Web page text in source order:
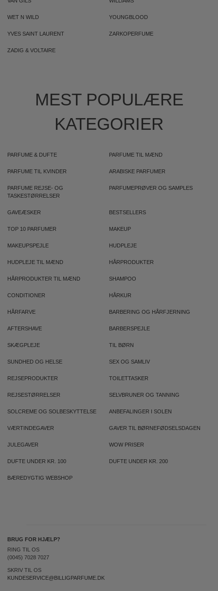
WET N WILD YOUNGBLOOD
YVES SAINT LAURENT ZARKOPERFUME
ZADIG & VOLTAIRE
MEST POPULÆRE
KATEGORIER
PARFUME & DUFTE PARFUME TIL MÆND
PARFUME TIL KVINDER ARABISKE PARFUMER
PARFUME REJSE- OG
TASKESTØRRELSER
PARFUMEPRØVER OG SAMPLES
GAVEÆSKER BESTSELLERS
TOP 10 PARFUMER MAKEUP
MAKEUPSPEJLE HUDPLEJE
HUDPLEJE TIL MÆND HÅRPRODUKTER
HÅRPRODUKTER TIL MÆND SHAMPOO
CONDITIONER HÅRKUR
HÅRFARVE BARBERING OG HÅRFJERNING
AFTERSHAVE BARBERSPEJLE
SKÆGPLEJE TIL BØRN
SUNDHED OG HELSE SEX OG SAMLIV
REJSEPRODUKTER TOILETTASKER
REJSESTØRRELSER SELVBRUNER OG TANNING
SOLCREME OG SOLBESKYTTELSE ANBEFALINGER I SOLEN
VÆRTINDEGAVER GAVER TIL BØRNEFØDSELSDAGEN
JULEGAVER WOW PRISER
DUFTE UNDER KR. 100 DUFTE UNDER KR. 200
BÆREDYGTIG WEBSHOP
BRUG FOR HJÆLP?
RING TIL OS
(0045) 7028 7027
SKRIV TIL OS
KUNDESERVICE@BILLIGPARFUME.DK